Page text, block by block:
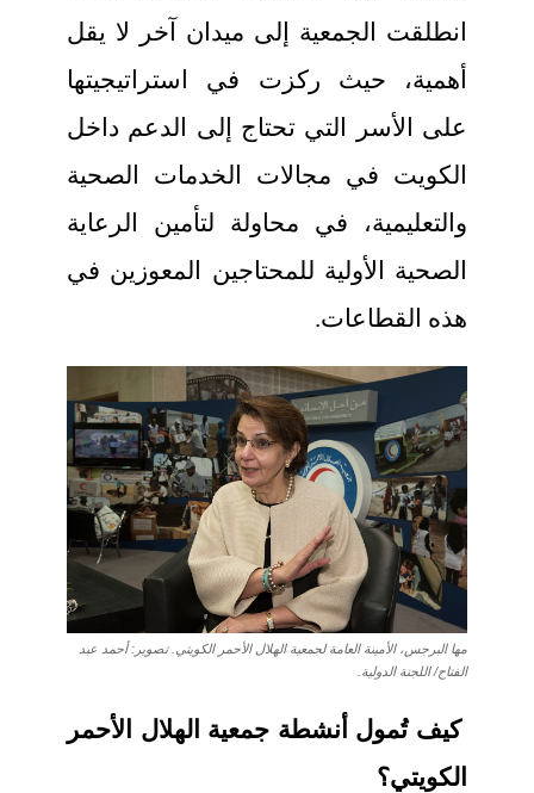
انطلقت الجمعية إلى ميدان آخر لا يقل
أهمية، حيث ركزت في استراتيجيتها
على الأسر التي تحتاج إلى الدعم داخل
الكويت في مجالات الخدمات الصحية
والتعليمية، في محاولة لتأمين الرعاية
الصحية الأولية للمحتاجين المعوزين في
هذه القطاعات.
مها البرجس، الأمينة العامة لجمعية الهلال الأحمر الكويتي. تصوير: أحمد عبد
الفتاح/ اللجنة الدولية.
كيف تُمول أنشطة جمعية الهلال الأحمر
الكويتي؟